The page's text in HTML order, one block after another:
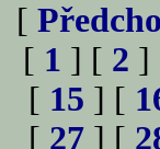
[
[ 1 ] [ 2 ]
[ 15 ] [
[ 27 ] [